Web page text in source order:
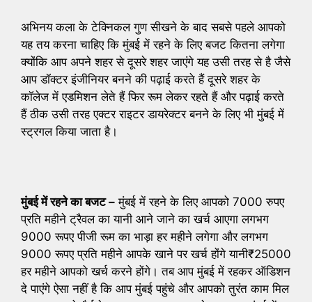
अभिनय कला के टेक्निकल गुण सीखने के बाद सबसे पहले आपको
यह तय करना चाहिए कि मुंबई में रहने के लिए बजट कितना लगेगा
क्योंकि आप अपने शहर से दूसरे शहर जाएंगे यह उसी तरह से है जैसे
आप डॉक्टर इंजीनियर बनने की पढ़ाई करते हैं दूसरे शहर के
कॉलेज में एडमिशन लेते हैं फिर रूम लेकर रहते हैं और पढ़ाई करते
हैं ठीक उसी तरह एक्टर राइटर डायरेक्टर बनने के लिए भी मुंबई में
स्ट्रगल किया जाता है।
मुंबई में रहने का बजट – मुंबई में रहने के लिए आपको 7000 रुपए
प्रति महीने ट्रैवल का यानी आने जाने का खर्च आएगा लगभग
9000 रूपए पीजी रूम का भाड़ा हर महीने लगेगा और लगभग
9000 रूपए प्रति महीने आपके खाने पर खर्च होंगे यानी₹25000
हर महीने आपको खर्च करने होंगे। तब आप मुंबई में रहकर ऑडिशन
दे पाएंगे ऐसा नहीं है कि आप मुंबई पहुंचे और आपको तुरंत काम मिल